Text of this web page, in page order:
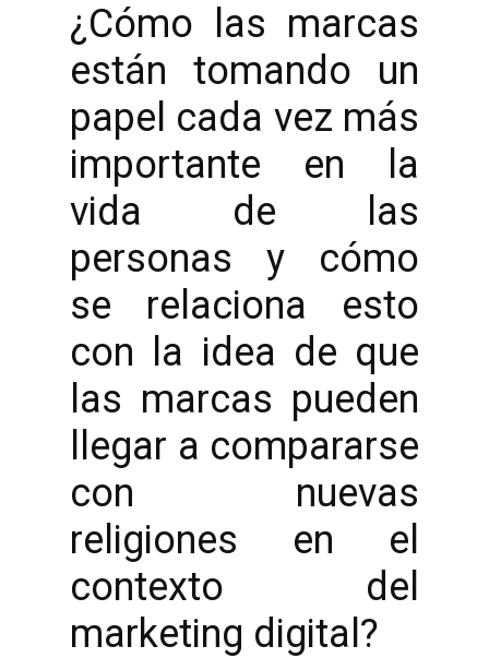
¿Cómo las marcas
están tomando un
papel cada vez más
importante en la
vida de las
personas y cómo
se relaciona esto
con la idea de que
las marcas pueden
llegar a compararse
con nuevas
religiones en el
contexto del
marketing digital?